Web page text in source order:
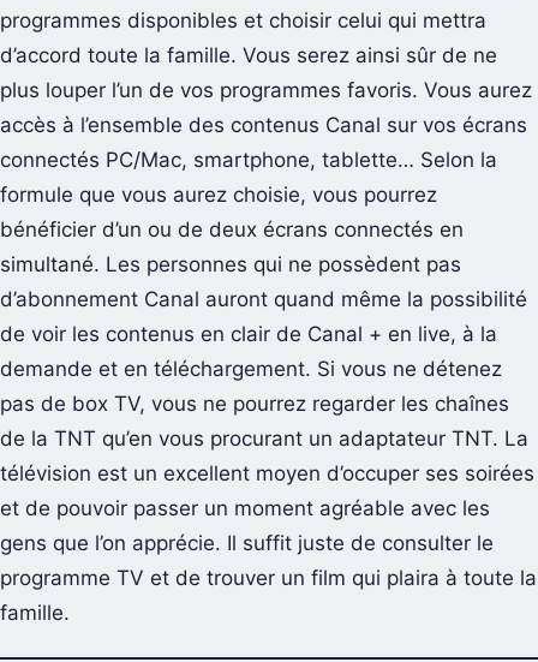
programmes disponibles et choisir celui qui mettra
d’accord toute la famille. Vous serez ainsi sûr de ne
plus louper l’un de vos programmes favoris. Vous aurez
accès à l’ensemble des contenus Canal sur vos écrans
connectés PC/Mac, smartphone, tablette… Selon la
formule que vous aurez choisie, vous pourrez
bénéficier d’un ou de deux écrans connectés en
simultané. Les personnes qui ne possèdent pas
d’abonnement Canal auront quand même la possibilité
de voir les contenus en clair de Canal + en live, à la
demande et en téléchargement. Si vous ne détenez
pas de box TV, vous ne pourrez regarder les chaînes
de la TNT qu’en vous procurant un adaptateur TNT. La
télévision est un excellent moyen d’occuper ses soirées
et de pouvoir passer un moment agréable avec les
gens que l’on apprécie. Il suffit juste de consulter le
programme TV et de trouver un film qui plaira à toute la
famille.